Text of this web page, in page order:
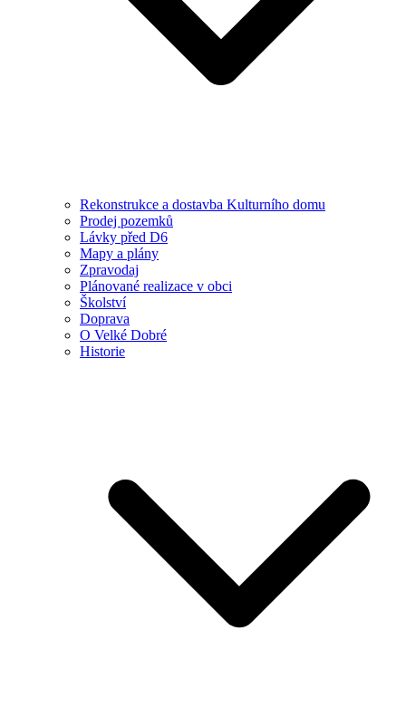
Rekonstrukce a dostavba Kulturního domu
Prodej pozemků
Lávky před D6
Mapy a plány
Zpravodaj
Plánované realizace v obci
Školství
Doprava
O Velké Dobré
Historie